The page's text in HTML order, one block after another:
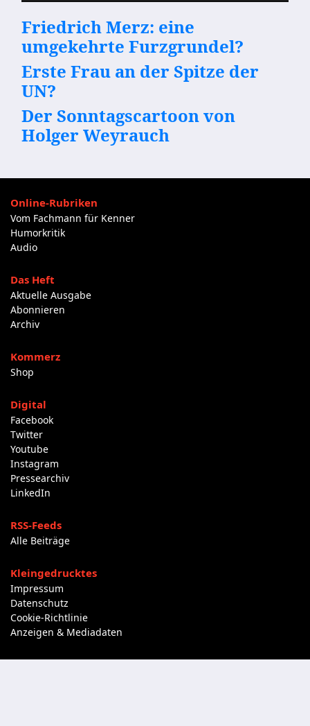
Friedrich Merz: eine
umgekehrte Furzgrundel?
Erste Frau an der Spitze der
UN?
Der Sonntagscartoon von
Holger Weyrauch
Online-Rubriken
Vom Fachmann für Kenner
Humorkritik
Audio
Das Heft
Aktuelle Ausgabe
Abonnieren
Archiv
Kommerz
Shop
Digital
Facebook
Twitter
Youtube
Instagram
Pressearchiv
LinkedIn
RSS-Feeds
Alle Beiträge
Kleingedrucktes
Impressum
Datenschutz
Cookie-Richtlinie
Anzeigen & Mediadaten